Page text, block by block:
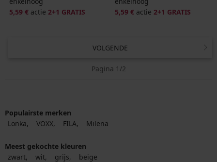
5,59 € actie 2+1 GRATIS
5,59 € actie 2+1 GRATIS
VOLGENDE
Pagina 1/2
Populairste merken
Lonka
VOXX FILA Milena
Meest gekochte kleuren
zwart
wit grijs beige